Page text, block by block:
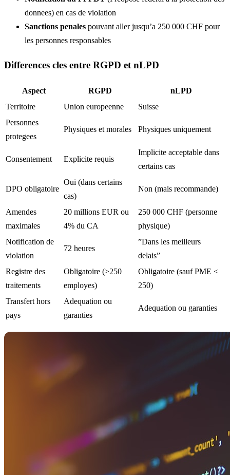
donnees) en cas de violation
Sanctions penales pouvant aller jusqu’a 250 000 CHF pour
les personnes responsables
Differences cles entre RGPD et nLPD
Aspect RGPD
nLPD
Territoire
Union europeenne
Suisse
Personnes
protegees
Physiques et morales Physiques uniquement
Consentement Explicite requis
Implicite acceptable dans
certains cas
DPO obligatoire
Oui (dans certains
cas)
Non (mais recommande)
Amendes
maximales
20 millions EUR ou
4% du CA
250 000 CHF (personne
physique)
Notification de
violation
72 heures
”Dans les meilleurs
delais”
Registre des
traitements
Obligatoire (>250
employes)
Obligatoire (sauf PME <
250)
Transfert hors
pays
Adequation ou
garanties
Adequation ou garanties